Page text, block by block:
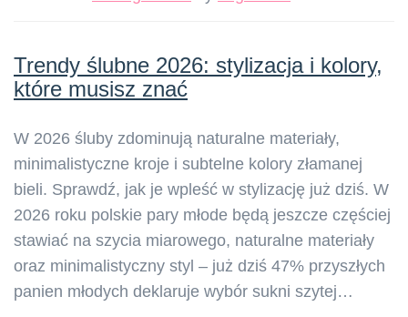
Trendy ślubne 2026: stylizacja i kolory,
które musisz znać
W 2026 śluby zdominują naturalne materiały,
minimalistyczne kroje i subtelne kolory złamanej
bieli. Sprawdź, jak je wpleść w stylizację już dziś. W
2026 roku polskie pary młode będą jeszcze częściej
stawiać na szycia miarowego, naturalne materiały
oraz minimalistyczny styl – już dziś 47% przyszłych
panien młodych deklaruje wybór sukni szytej…